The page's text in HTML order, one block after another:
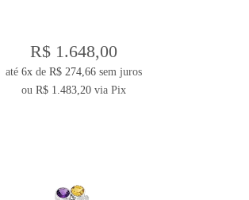
R$ 1.648,00
até6x deR$ 274,66 sem juros
ouR$ 1.483,20 via Pix